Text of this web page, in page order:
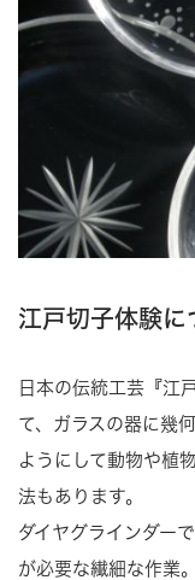
江戸切子体験に
日本の伝統工芸『江
て、ガラスの器に幾
ようにして動物や植
法もあります。
ダイヤグラインダー
が必要な繊細な作業